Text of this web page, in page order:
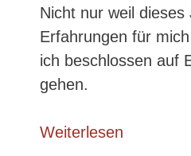
Nicht nur weil dieses
Erfahrungen für
ich beschlossen auf
gehen.
Weiterlesen